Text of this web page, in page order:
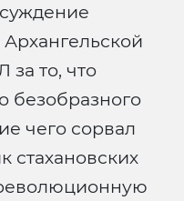
за то, что
безобразного
чего сорвал
стахановских